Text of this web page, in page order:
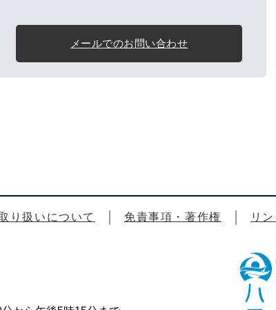
メールでのお問い合わせ
り扱いについて 免責事項・著作権 リ